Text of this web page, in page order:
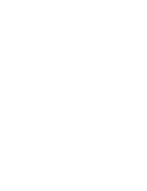
megnő-e ekkor a